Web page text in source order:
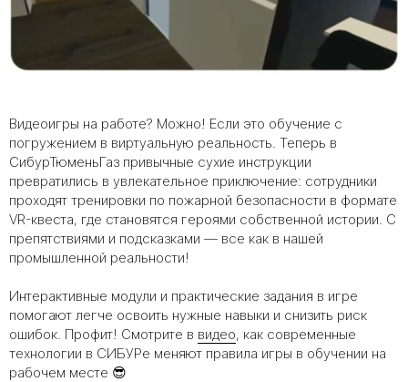
Видеоигры на работе? Можно! Если это обучение с
погружением в виртуальную реальность. Теперь в
СибурТюменьГаз привычные сухие инструкции
превратились в увлекательное приключение: сотрудники
проходят тренировки по пожарной безопасности в формате
VR-квеста, где становятся героями собственной истории. С
препятствиями и подсказками — все как в нашей
промышленной реальности!
Интерактивные модули и практические задания в игре
помогают легче освоить нужные навыки и снизить риск
ошибок. Профит! Смотрите в видео, как современные
технологии в СИБУРе меняют правила игры в обучении на
рабочем месте 😎